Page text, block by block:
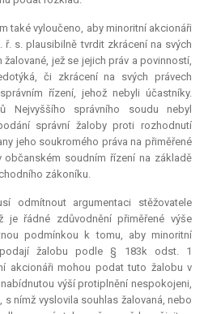
také vyloučeno, aby minoritní akcionáři
s. plausibilně tvrdit zkrácení na svých
jež se jejich práv a povinností,
či zkrácení na svých právech
řízení, jehož nebyli účastníky.
Nejvyššího správního soudu nebyl
správní žaloby proti rozhodnutí
jeho soukromého práva na přiměřené
soudním řízení na základě
zákoníku.
odmítnout argumentaci stěžovatele
je řádné zdůvodnění přiměřené výše
podmínkou k tomu, aby minoritní
žalobu podle § 183k odst. 1
akcionáři mohou podat tuto žalobu v
výší protiplnění nespokojeni,
nímž vyslovila souhlas žalovaná, nebo